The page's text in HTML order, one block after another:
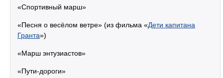
«Спортивный марш»
«Песня о весёлом ветре» (из фильма «Дети капитана
Гранта»)
«Марш энтузиастов»
«Пути-дороги»